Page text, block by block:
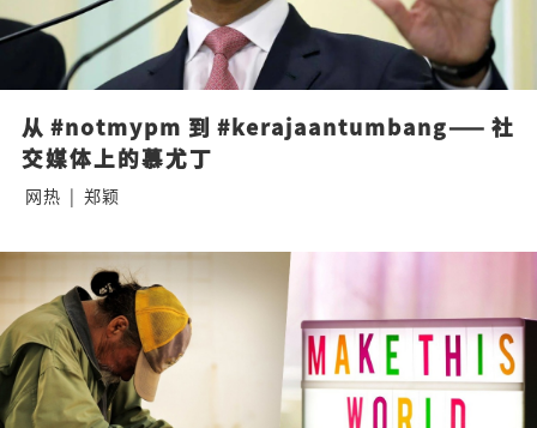
从#notmypm到#kerajaantumbang——社
交媒体上的慕尤丁
网热 | 郑颖